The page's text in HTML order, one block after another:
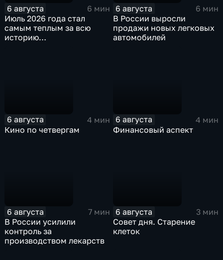
6 августа
6 мин
Июль 2026 года стал
самым теплым за всю
историю
6 августа
6 мин
В России выросли
продажи новых легковых
автомобилей
6 августа
4 мин
Кино по четвергам
6 августа
4 мин
Финансовый аспект
6 августа
7 мин
В России усилили
контроль за
производством лекарств
6 августа
3 мин
Совет дня. Старение
клеток